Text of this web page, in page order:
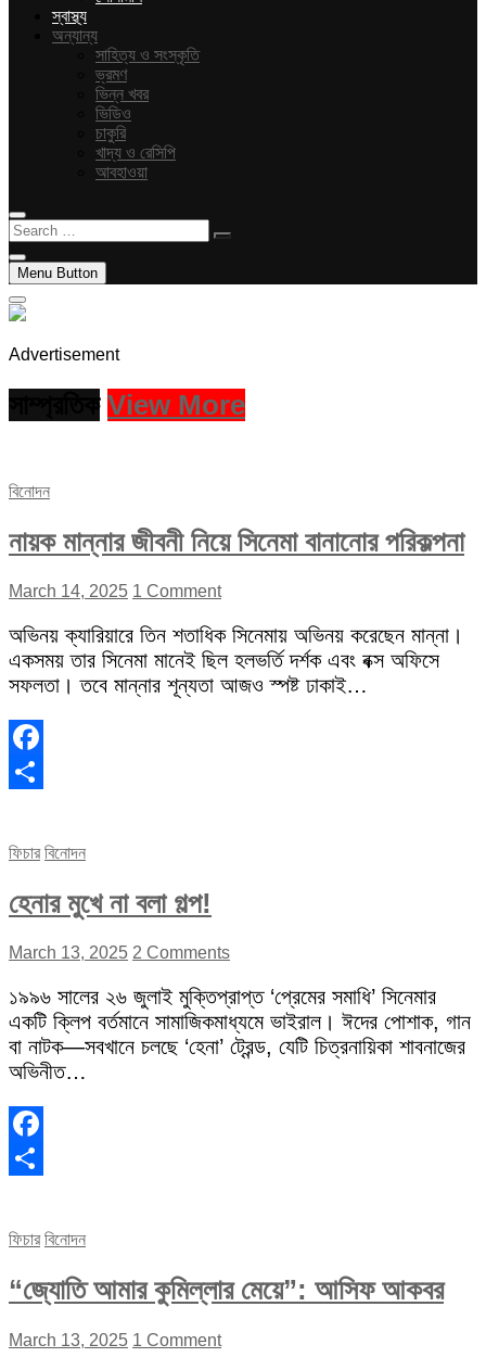
স্বাস্থ্য
অন্যান্য
সাহিত্য ও সংস্কৃতি
ভ্রমণ
ভিন্ন খবর
ভিডিও
চাকুরি
খাদ্য ও রেসিপি
আবহাওয়া
Search
…
Menu Button
Advertisement
View More
বিনোদন
নায়ক মান্নার জীবনী নিয়ে সিনেমা বানানোর পরিকল্পনা
March 14, 2025 1 Comment
অভিনয় ক্যারিয়ারে তিন শতাধিক সিনেমায় অভিনয় করেছেন মান্না।
একসময় তার সিনেমা মানেই ছিল হলভর্তি দর্শক এবং বক্স অফিসে
সফলতা। তবে মান্নার শূন্যতা আজও স্পষ্ট ঢাকাই…
Facebook
ফিচার বিনোদন
হেনার মুখে না বলা গল্প!
March 13, 2025 2 Comments
১৯৯৬ সালের ২৬ জুলাই মুক্তিপ্রাপ্ত ‘প্রেমের সমাধি’ সিনেমার
একটি ক্লিপ বর্তমানে সামাজিকমাধ্যমে ভাইরাল। ঈদের পোশাক, গান
বা নাটক—সবখানে চলছে ‘হেনা’ ট্রেন্ড, যেটি চিত্রনায়িকা শাবনাজের
অভিনীত…
Facebook
ফিচার বিনোদন
“জ্যোতি আমার কুমিল্লার মেয়ে”: আসিফ আকবর
March 13, 2025 1 Comment